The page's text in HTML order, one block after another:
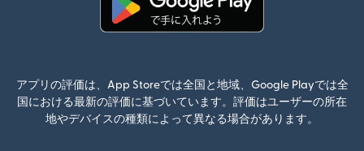
アプリの評価は、App Storeでは全国と地域、Google Playでは全
国における最新の評価に基づいています。評価はユーザーの所在
地やデバイスの種類によって異なる場合があります。